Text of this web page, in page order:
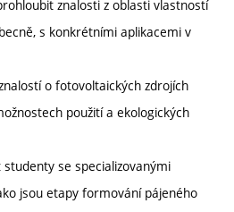
znalosti z oblasti vlastností
s konkrétními aplikacemi v
o fotovoltaických zdrojích
použití a ekologických
se specializovanými
jsou etapy formování pájeného